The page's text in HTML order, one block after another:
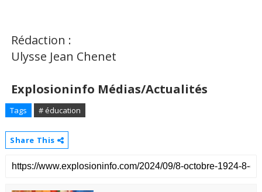
Rédaction :
Ulysse Jean Chenet
Explosioninfo Médias/Actualités
Tags # éducation
Share This